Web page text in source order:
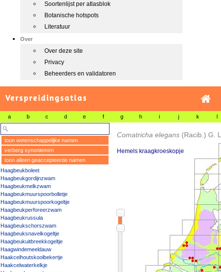
Soortenlijst per atlasblok
Botanische hotspots
Literatuur
Over
Over deze site
Privacy
Beheerders en validatoren
Verspreidingsatlas
a b c d e f g h i j k l
toon wetenschappelijke namen
verberg synoniemen
toon alleen geaccepteerde namen
Haagbeukboleet
Haagbeukgordijnzwam
Haagbeukmelkzwam
Haagbeukmuurspoorbolletje
Haagbeukmuurspoorkogeltje
Haagbeukperforeerzwam
Haagbeukrussula
Haagbeukschorszwam
Haagbeuksnavelkogeltje
Haagbeukuitbreekkogeltje
Haagwindemeeldauw
Haakcelhoutskoolbekertje
Haakcelwaterkelkje
Comatricha elegans (Racib.) G.
Hemels kraagkroeskopje